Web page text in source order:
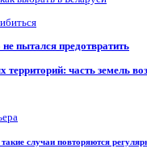
пытался предотвратить
территорий: часть земель
случаи повторяются